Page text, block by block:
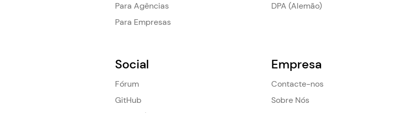
Para Agências
Para Empresas
DPA (Alemão)
Social
Fórum
GitHub
Empresa
Contacte-nos
Sobre Nós